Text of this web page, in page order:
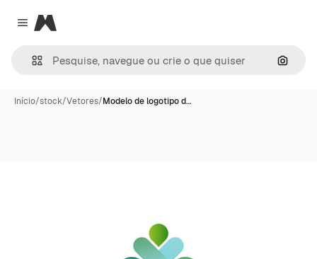
Close menu
Magnific
Início/stock/Vetores/Modelo de logotipo d…